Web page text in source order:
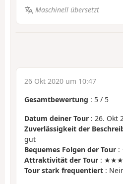
Maschinell übersetzt
26 Okt 2020 um 10:47
Gesamtbewertung : 5 / 5
Datum deiner Tour : 26. Okt
Zuverlässigkeit der
gut
Bequemes Folgen der Tour :
Attraktivität der Tour :
Tour stark frequentiert :